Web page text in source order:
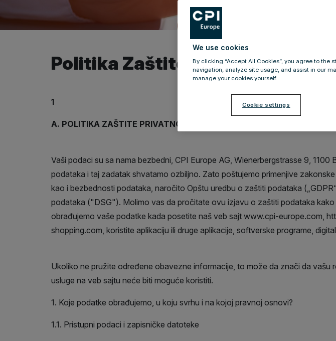
Politika Zaštite Privatnosti
1
A. POLITIKA ZAŠTITE PRIVATNOSTI
Vaši podaci su sa nama bezbedni, CPI Europe AG, Wienerbergstrasse 9, 1100
podataka i taj zadatak shvatamo ozbiljno. Zato poštujemo primenjive
kao i bezbednosti podataka, naročito Opštu uredbu o zaštiti podataka
podataka ("DSG"). Molimo vas da pročitate ovu izjavu o zaštiti podataka
obrađujemo vaše podatke kada posetite naš veb sajt www.cpi-
shopping.com, koristite aplikaciju ili druge aplikacije, softverske programe,
Ukoliko ne pružite određene obavezne informacije, to može da znači da vašu
usluge na veb sajtu neće biti moguće koristiti.
1. Koje podatke obrađujemo, u koju svrhu i na kojoj pravnoj osnovi?
1.1. Pristupni podaci i zapisničke datoteke
We use cookies
By clicking “Accept All Cookies”, you agree to the
navigation, analyze site usage, and assist in our
manage your cookies yourself.
Cookie settings